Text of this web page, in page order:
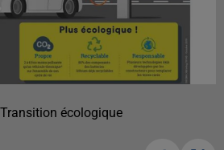
écologique